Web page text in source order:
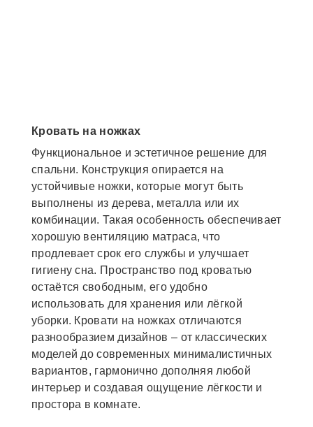
Кровать на ножках
Функциональное и эстетичное решение для
спальни. Конструкция опирается на
устойчивые ножки, которые могут быть
выполнены из дерева, металла или их
комбинации. Такая особенность обеспечивает
хорошую вентиляцию матраса, что
продлевает срок его службы и улучшает
гигиену сна. Пространство под кроватью
остаётся свободным, его удобно
использовать для хранения или лёгкой
уборки. Кровати на ножках отличаются
разнообразием дизайнов – от классических
моделей до современных минималистичных
вариантов, гармонично дополняя любой
интерьер и создавая ощущение лёгкости и
простора в комнате.